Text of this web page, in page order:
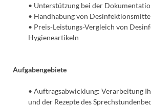
• Unterstützung bei der
• Handhabung von
• Preis-Leistungs-Vergleich von
Hygieneartikeln
Aufgabengebiete
• Auftragsabwicklung: Verarbeitung
und der Rezepte des